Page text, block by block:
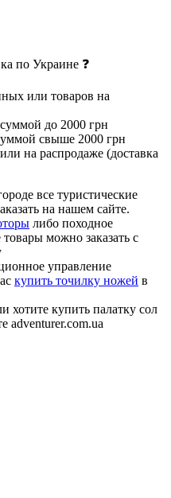
по Украине ❓
или товаров на
до 2000 грн
свыше 2000 грн
на распродаже (доставка
все туристические
на нашем сайте.
либо походное
можно заказать с
управление
купить точилку ножей в
хотите купить палатку сол
adventurer.com.ua